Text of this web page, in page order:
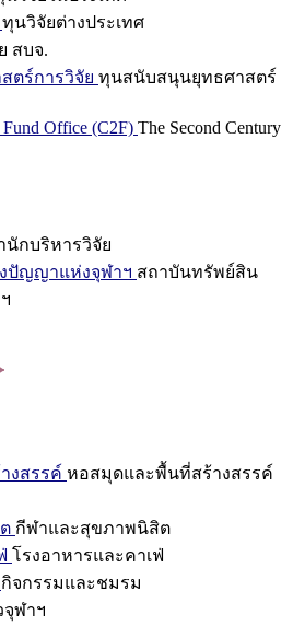
ทุนวิจัยต่างประเทศ
สบจ.
ตร์การวิจัย ทุนสนับสนุนยุทธศาสตร์
Fund Office (C2F) The Second Century
นักบริหารวิจัย
ปัญญาแห่งจุฬาฯ สถาบันทรัพย์สิน
งสรรค์ หอสมุดและพื้นที่สร้างสรรค์
กีฬาและสุขภาพนิสิต
โรงอาหารและคาเฟ่
กิจกรรมและชมรม
จุฬาฯ